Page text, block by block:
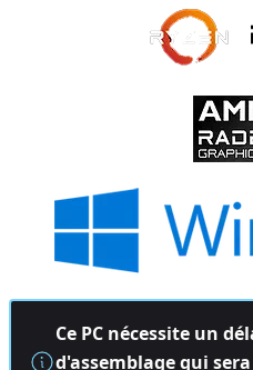
Ce PC nécessite un
d'assemblage qui